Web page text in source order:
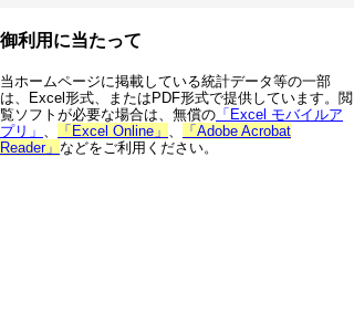
御利用に当たって
当ホームページに掲載している統計データ等の一部
は、Excel形式、またはPDF形式で提供しています。閲
覧ソフトが必要な場合は、無償の 「Excel モバイルア
プリ」
「Excel Online」
「Adobe Acrobat
Reader」 などをご利用ください。